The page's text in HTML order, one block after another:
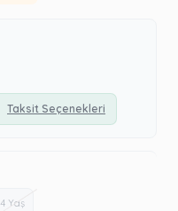
Taksit Seçenekleri
4 Yaş